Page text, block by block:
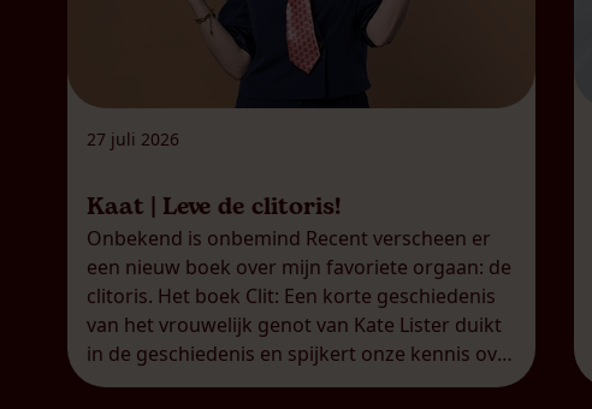
27 juli 2026
Kaat | Leve de clitoris!
Onbekend is onbemind Recent verscheen er
een nieuw boek over mijn favoriete orgaan: de
clitoris. Het boek Clit: Een korte geschiedenis
van het vrouwelijk genot van Kate Lister duikt
in de geschiedenis en spijkert onze kennis over
de clitoris duchtig bij. Dat is helaas nog altijd